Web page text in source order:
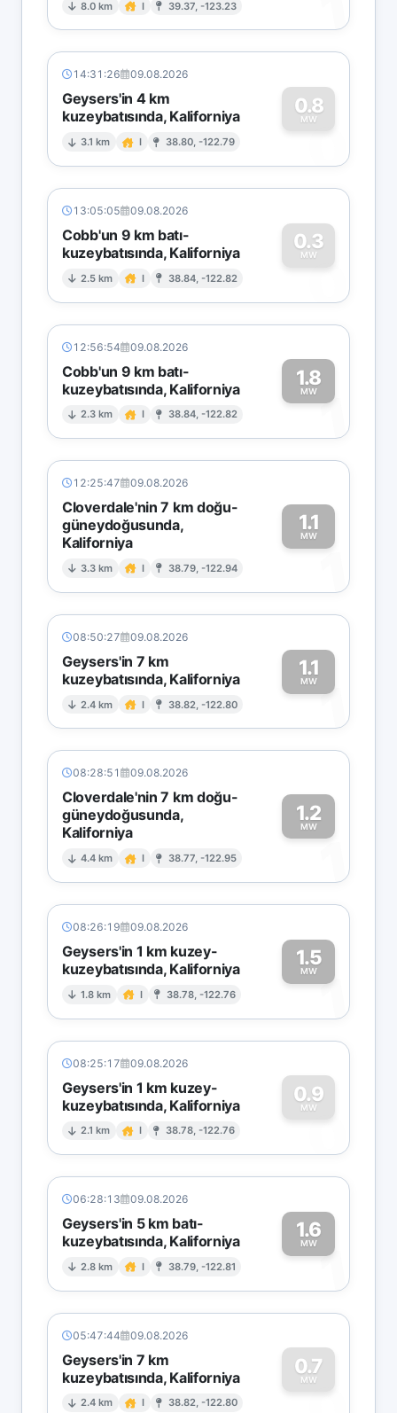
8.0 km I 39.37, -123.23
14:31:26 09.08.2026
Geysers'in 4 km
kuzeybatısında, Kaliforniya
3.1 km I 38.80, -122.79
0.8
MW
0
13:05:05 09.08.2026
Cobb'un 9 km batı-
kuzeybatısında, Kaliforniya
2.5 km I 38.84, -122.82
0.3
MW
0
12:56:54 09.08.2026
Cobb'un 9 km batı-
kuzeybatısında, Kaliforniya
2.3 km I 38.84, -122.82
1.8
MW1
12:25:47 09.08.2026
Cloverdale'nin 7 km doğu-
güneydoğusunda,
Kaliforniya
3.3 km I 38.79, -122.94
1.1
MW
1
08:50:27 09.08.2026
Geysers'in 7 km
kuzeybatısında, Kaliforniya
2.4 km I 38.82, -122.80
1.1
MW1
08:28:51 09.08.2026
Cloverdale'nin 7 km doğu-
güneydoğusunda,
Kaliforniya
4.4 km I 38.77, -122.95
1.2
MW
1
08:26:19 09.08.2026
Geysers'in 1 km kuzey-
kuzeybatısında, Kaliforniya
1.8 km I 38.78, -122.76
1.5
MW1
08:25:17 09.08.2026
Geysers'in 1 km kuzey-
kuzeybatısında, Kaliforniya
2.1 km I 38.78, -122.76
0.9
MW
0
06:28:13 09.08.2026
Geysers'in 5 km batı-
kuzeybatısında, Kaliforniya
2.8 km I 38.79, -122.81
1.6
MW1
05:47:44 09.08.2026
Geysers'in 7 km
kuzeybatısında, Kaliforniya
2.4 km I 38.82, -122.80
0.7
MW